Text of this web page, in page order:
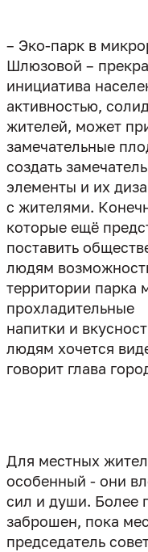
– Эко-парк в
Шлюзовой –
инициатива
активностью,
жителей, может
замечательные
создать
элементы и их
с жителями.
которые ещё
поставить
людям
территории парка
прохладительные
напитки и
людям хочется
говорит глава
Для местных
особенный - они
сил и души. Более
заброшен, пока
председатель